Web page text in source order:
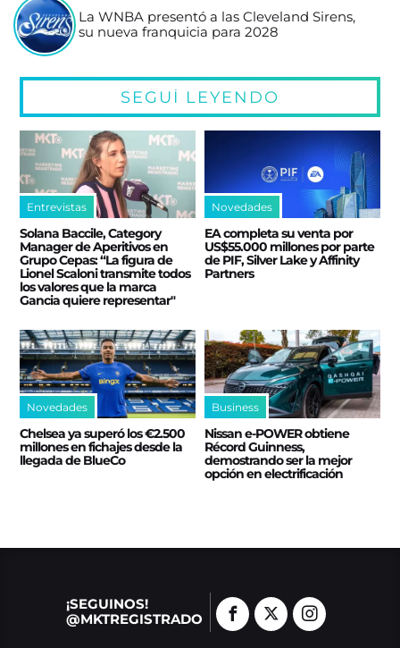
La WNBA presentó a las Cleveland Sirens,
su nueva franquicia para 2028
SEGUÍ LEYENDO
Entrevistas
Solana Baccile, Category
Manager de Aperitivos en
Grupo Cepas: “La figura de
Lionel Scaloni transmite todos
los valores que la marca
Gancia quiere representar"
Novedades
EA completa su venta por
US$55.000 millones por parte
de PIF, Silver Lake y Affinity
Partners
Novedades
Chelsea ya superó los €2.500
millones en fichajes desde la
llegada de BlueCo
Business
Nissan e‑POWER obtiene
Récord Guinness,
demostrando ser la mejor
opción en electrificación
¡SEGUINOS!
@MKTREGISTRADO